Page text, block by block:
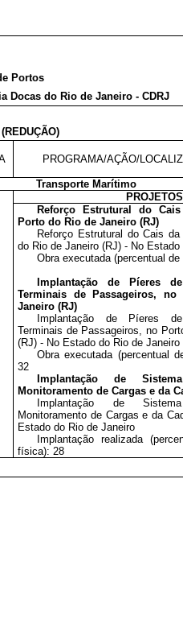
Portos
Docas do Rio de Janeiro - CDRJ
PROGRAMA/AÇÃO/
Transporte Marítimo
PROJETOS
Reforço Estrutural do
Porto do Rio de Janeiro (RJ)
Reforço Estrutural do Cais
do Rio de Janeiro (RJ) - No
Obra executada (percentual
Implantação de Píeres
Terminais de Passageiros,
Janeiro (RJ)
Implantação de Píeres
Terminais de Passageiros, no
(RJ) - No Estado do Rio de Janeiro
Obra executada (percentual
32
Implantação de
Monitoramento de Cargas e da
Implantação de
Monitoramento de Cargas e da
Estado do Rio de Janeiro
Implantação realizada
física): 28